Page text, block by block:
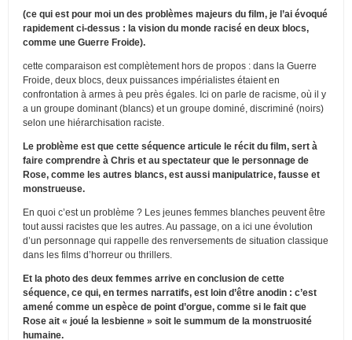
(ce qui est pour moi un des problèmes majeurs du film, je l’ai évoqué
rapidement ci-dessus : la vision du monde racisé en deux blocs,
comme une Guerre Froide).
cette comparaison est complètement hors de propos : dans la Guerre
Froide, deux blocs, deux puissances impérialistes étaient en
confrontation à armes à peu près égales. Ici on parle de racisme, où il y
a un groupe dominant (blancs) et un groupe dominé, discriminé (noirs)
selon une hiérarchisation raciste.
Le problème est que cette séquence articule le récit du film, sert à
faire comprendre à Chris et au spectateur que le personnage de
Rose, comme les autres blancs, est aussi manipulatrice, fausse et
monstrueuse.
En quoi c’est un problème ? Les jeunes femmes blanches peuvent être
tout aussi racistes que les autres. Au passage, on a ici une évolution
d’un personnage qui rappelle des renversements de situation classique
dans les films d’horreur ou thrillers.
Et la photo des deux femmes arrive en conclusion de cette
séquence, ce qui, en termes narratifs, est loin d’être anodin : c’est
amené comme un espèce de point d’orgue, comme si le fait que
Rose ait « joué la lesbienne » soit le summum de la monstruosité
humaine.